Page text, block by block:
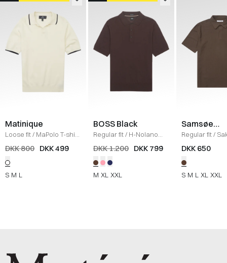
Matinique
Loose fit/ MaPolo T-shirt
/OFF WHITE
DKK 800 DKK 499
S M L
BOSS Black
Regular fit/ H-Nolano
Polo
BRUN
DKK 1.200 DKK 799
M XL XXL
Samsøe
Samsøe
Regular fit/
Polo T-shirt
DKK 650
S M L XL XXL